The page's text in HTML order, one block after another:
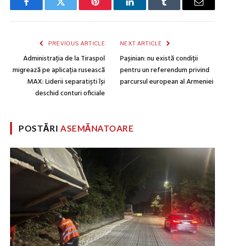
FacebookTwitter Pinterest LinkedInTumblr Email
PREVIOUS ARTICLE
Administrația de la Tiraspol
migrează pe aplicația rusească
MAX: Liderii separatiști își
deschid conturi oficiale
NEXT ARTICLE
Pașinian: nu există condiții
pentru un referendum privind
parcursul european al Armeniei
POSTĂRIASEMĂNATOARE